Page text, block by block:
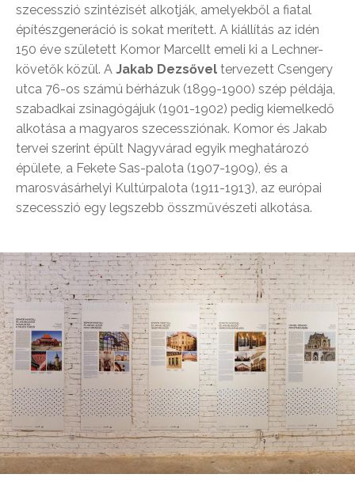
szecesszió szintézisét alkotják, amelyekből a fiatal
építészgeneráció is sokat merített. A kiállítás az idén
150 éve született Komor Marcellt emeli ki a Lechner-
követők közül. A Jakab Dezsővel tervezett Csengery
utca 76-os számú bérházuk (1899-1900) szép példája,
szabadkai zsinagógájuk (1901-1902) pedig kiemelkedő
alkotása a magyaros szecessziónak. Komor és Jakab
tervei szerint épült Nagyvárad egyik meghatározó
épülete, a Fekete Sas-palota (1907-1909), és a
marosvásárhelyi Kultúrpalota (1911-1913), az európai
szecesszió egy legszebb összművészeti alkotása.